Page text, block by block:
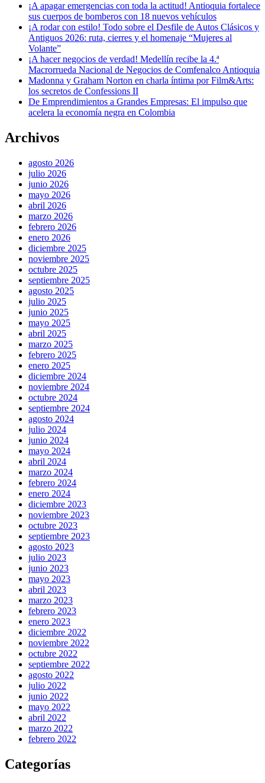
¡A apagar emergencias con toda la actitud! Antioquia fortalece
sus cuerpos de bomberos con 18 nuevos vehículos
¡A rodar con estilo! Todo sobre el Desfile de Autos Clásicos y
Antiguos 2026: ruta, cierres y el homenaje “Mujeres al
Volante”
¡A hacer negocios de verdad! Medellín recibe la 4.ª
Macrorrueda Nacional de Negocios de Comfenalco Antioquia
Madonna y Graham Norton en charla íntima por Film&Arts:
los secretos de Confessions II
De Emprendimientos a Grandes Empresas: El impulso que
acelera la economía negra en Colombia
Archivos
agosto 2026
julio 2026
junio 2026
mayo 2026
abril 2026
marzo 2026
febrero 2026
enero 2026
diciembre 2025
noviembre 2025
octubre 2025
septiembre 2025
agosto 2025
julio 2025
junio 2025
mayo 2025
abril 2025
marzo 2025
febrero 2025
enero 2025
diciembre 2024
noviembre 2024
octubre 2024
septiembre 2024
agosto 2024
julio 2024
junio 2024
mayo 2024
abril 2024
marzo 2024
febrero 2024
enero 2024
diciembre 2023
noviembre 2023
octubre 2023
septiembre 2023
agosto 2023
julio 2023
junio 2023
mayo 2023
abril 2023
marzo 2023
febrero 2023
enero 2023
diciembre 2022
noviembre 2022
octubre 2022
septiembre 2022
agosto 2022
julio 2022
junio 2022
mayo 2022
abril 2022
marzo 2022
febrero 2022
Categorías